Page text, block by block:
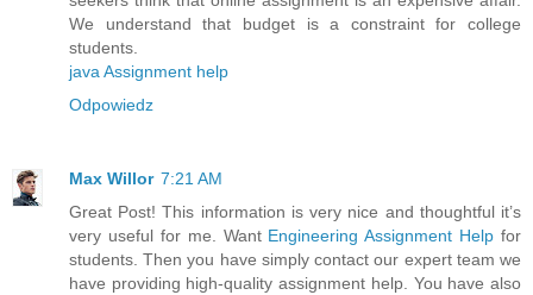
We understand that budget is a constraint for college
students.
java Assignment help
Odpowiedz
Max Willor 7:21 AM
Great Post! This information is very nice and thoughtful it’s
very useful for me. Want Engineering Assignment Help for
students. Then you have simply contact our expert team we
have providing high-quality assignment help. You have also